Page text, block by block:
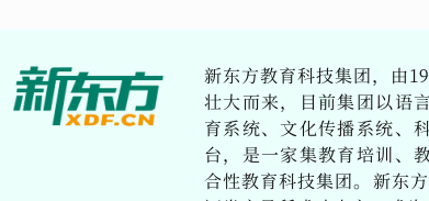
新东方教育科技集团，由
壮大而来，目前集团以语
育系统、文化传播系统、
台，是一家集教育培训、
合性教育科技集团。新东